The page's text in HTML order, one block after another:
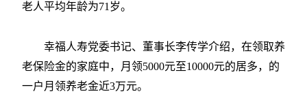
老人平均年龄为71岁。
幸福人寿党委书记、董事长李传学介绍，在领取养
老保险金的家庭中，月领5000元至10000元的居多，的
一户月领养老金近3万元。